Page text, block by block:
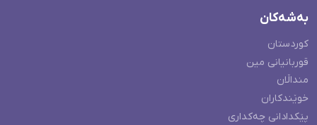
بەشەکان
کوردستان
قوربانیانی مین
منداڵان
خوێندکاران
پێکدادانی چەکداری